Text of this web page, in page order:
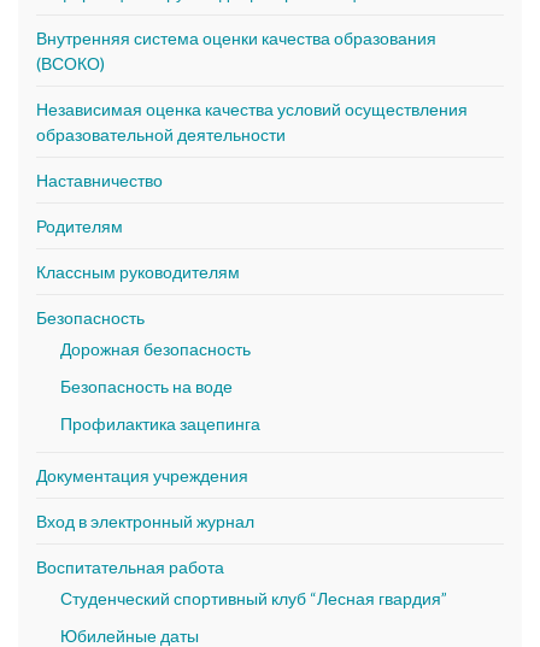
Внутренняя система оценки качества образования
(ВСОКО)
Независимая оценка качества условий осуществления
образовательной деятельности
Наставничество
Родителям
Классным руководителям
Безопасность
Дорожная безопасность
Безопасность на воде
Профилактика зацепинга
Документация учреждения
Вход в электронный журнал
Воспитательная работа
Студенческий спортивный клуб “Лесная гвардия”
Юбилейные даты